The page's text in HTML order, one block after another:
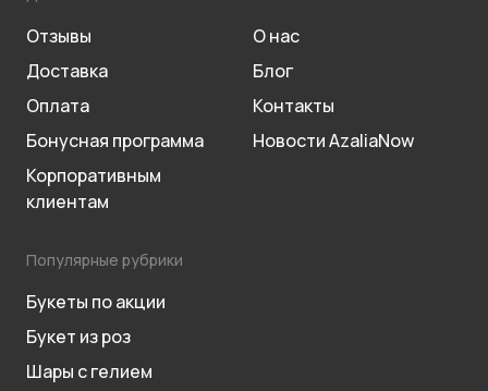
Отзывы
Доставка
Оплата
Бонусная программа
Корпоративным
клиентам
О нас
Блог
Контакты
Новости AzaliaNow
Популярные рубрики
Букеты по акции
Букет из роз
Шары с гелием